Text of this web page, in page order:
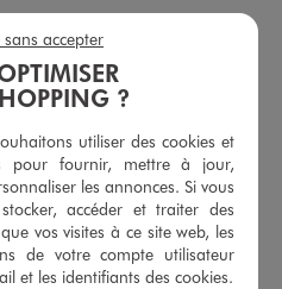
Short en jean coupe large fendu sur les côtés femme
15,99 €
5/5 de moyenne
(67 avis)
AJOUTER AU PANIER
?
utiliser des cookies et
pour fournir, mettre à jour,
les annonces. Si vous
accéder et traiter des
vos visites à ce site web, les
de votre compte utilisateur
et les identifiants des cookies.
accepter